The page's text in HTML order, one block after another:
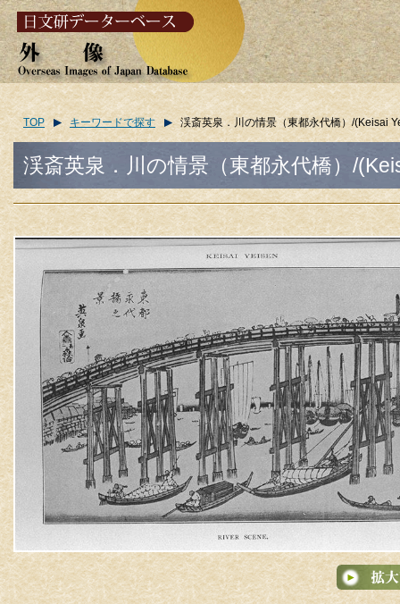
TOP キーワードで探す 渓斎英泉．川の情景（東都永代橋）/(Keisai
渓斎英泉．川の情景（東都永代橋）/